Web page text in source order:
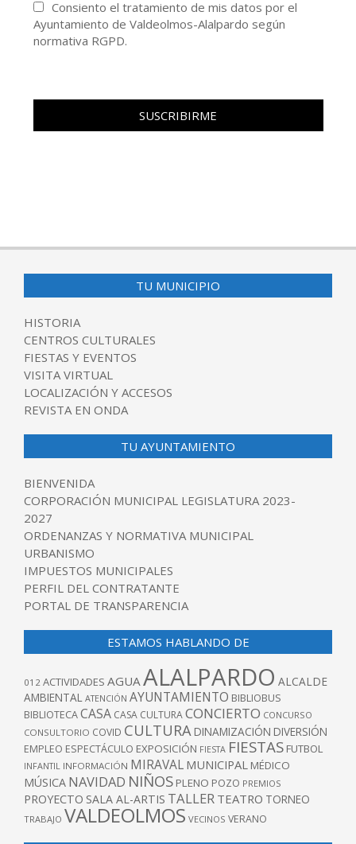
Consiento el tratamiento de mis datos por el
Ayuntamiento de Valdeolmos-Alalpardo según
normativa RGPD.
TU MUNICIPIO
HISTORIA
CENTROS CULTURALES
FIESTAS Y EVENTOS
VISITA VIRTUAL
LOCALIZACIÓN Y ACCESOS
REVISTA EN ONDA
TU AYUNTAMIENTO
BIENVENIDA
CORPORACIÓN MUNICIPAL LEGISLATURA 2023-
2027
ORDENANZAS Y NORMATIVA MUNICIPAL
URBANISMO
IMPUESTOS MUNICIPALES
PERFIL DEL CONTRATANTE
PORTAL DE TRANSPARENCIA
ESTAMOS HABLANDO DE
012 ACTIVIDADES AGUAALALPARDO ALCALDE
AMBIENTAL ATENCIÓN AYUNTAMIENTO BIBLIOBUS
BIBLIOTECACASA CASA CULTURACONCIERTO CONCURSO
CONSULTORIO COVID CULTURA DINAMIZACIÓN DIVERSIÓN
EMPLEO ESPECTÁCULO EXPOSICIÓN FIESTA FIESTAS FUTBOL
INFANTIL INFORMACIÓN MIRAVAL MUNICIPAL MÉDICO
MÚSICA NAVIDAD NIÑOS PLENO POZO PREMIOS
PROYECTO SALA AL-ARTIS TALLER TEATRO TORNEO
TRABAJO VALDEOLMOS VECINOS VERANO